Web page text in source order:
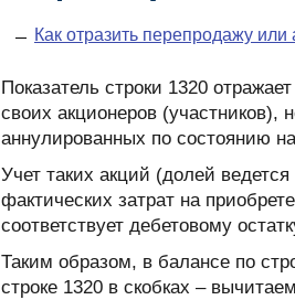
Как отразить перепродажу
Показатель строки 1320
своих акционеров
аннулированных по состоянию
Учет таких акций (долей
фактических затрат на
соответствует дебетовому
Таким образом, в балансе по
строке 1320 в скобках –